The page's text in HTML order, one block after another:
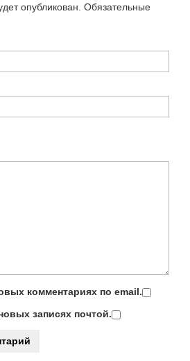
опубликован. Обязательные
комментариях по email.
записях почтой.